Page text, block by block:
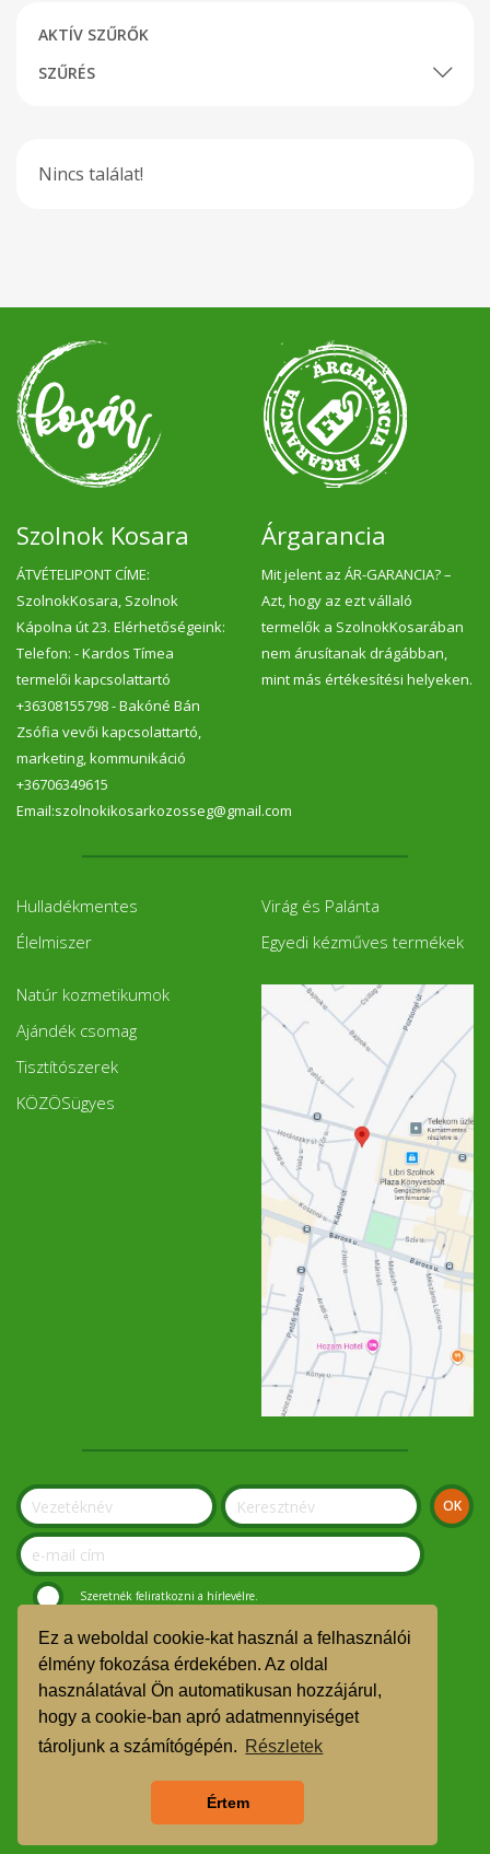
Ez a weboldal cookie-kat használ a felhasználói
élmény fokozása érdekében. Az oldal
használatával Ön automatikusan hozzájárul,
hogy a cookie-ban apró adatmennyiséget
tároljunk a számítógépén. Részletek
Értem
AKTÍV SZŰRŐK
SZŰRÉS
Nincs találat!
Szolnok Kosara
ÁTVÉTELIPONT CÍME:
SzolnokKosara, Szolnok
Kápolna út 23. Elérhetőségeink:
Telefon: - Kardos Tímea
termelői kapcsolattartó
+36308155798 - Bakóné Bán
Zsófia vevői kapcsolattartó,
marketing, kommunikáció
+36706349615
Email:szolnokikosarkozosseg@gmail.com
Árgarancia
Mit jelent az ÁR-GARANCIA? –
Azt, hogy az ezt vállaló
termelők a SzolnokKosarában
nem árusítanak drágábban,
mint más értékesítési helyeken.
Hulladékmentes
Élelmiszer
Virág és Palánta
Egyedi kézműves termékek
Natúr kozmetikumok
Ajándék csomag
Tisztítószerek
KÖZÖSügyes
Szeretnék feliratkozni a hírlevélre.
© Szolnoki Kosár Közösség 2019.
GDPR
TMR
Árgarancia